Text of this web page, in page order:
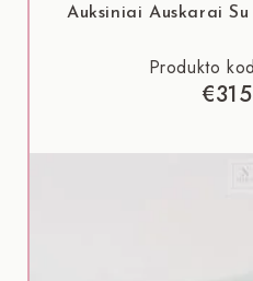
Auksiniai Auskarai
Produkto
€